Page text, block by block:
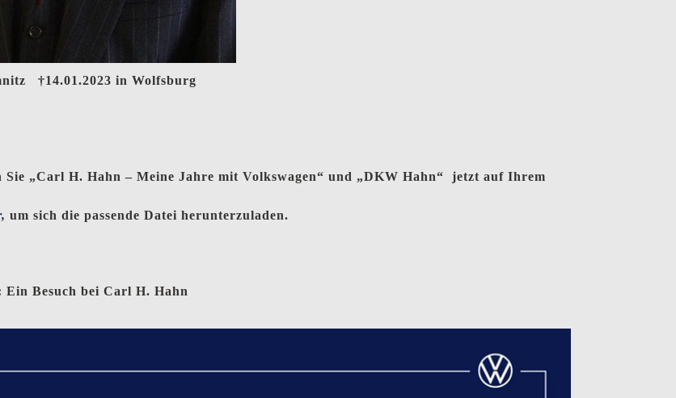
†14.01.2023 in Wolfsburg
Sie „Carl H. Hahn – Meine Jahre mit Volkswagen“ und „DKW Hahn“ jetzt auf Ihrem
, um sich die passende Datei herunterzuladen.
Ein Besuch bei Carl H. Hahn